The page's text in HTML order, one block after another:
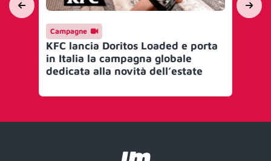
Campagne
KFC lancia Doritos Loaded e porta
in Italia la campagna globale
dedicata alla novità dell’estate